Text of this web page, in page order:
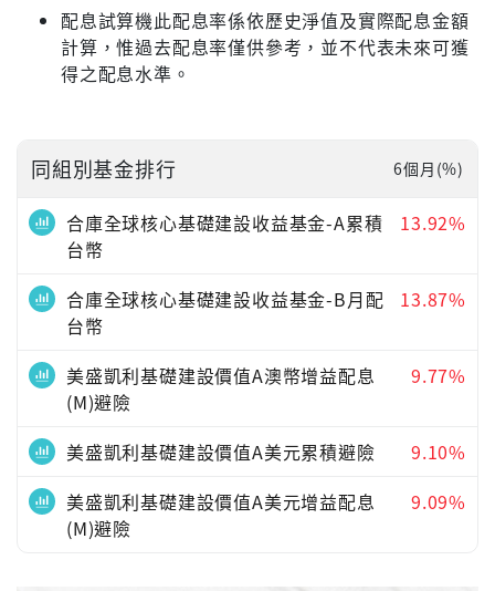
配息試算機此配息率係依歷史淨值及實際配息金額
計算，惟過去配息率僅供參考，並不代表未來可獲
得之配息水準。
同組別基金排行 6個月(%)
合庫全球核心基礎建設收益基金-A累積
台幣
13.92%
合庫全球核心基礎建設收益基金-B月配
台幣
13.87%
美盛凱利基礎建設價值A澳幣增益配息
(M)避險
9.77%
美盛凱利基礎建設價值A美元累積避險
9.10%
美盛凱利基礎建設價值A美元增益配息
(M)避險
9.09%